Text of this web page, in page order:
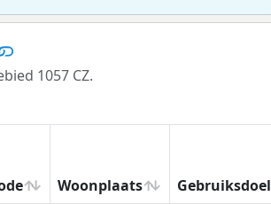
1057 CZ.
Woonplaats Gebruiksdoel